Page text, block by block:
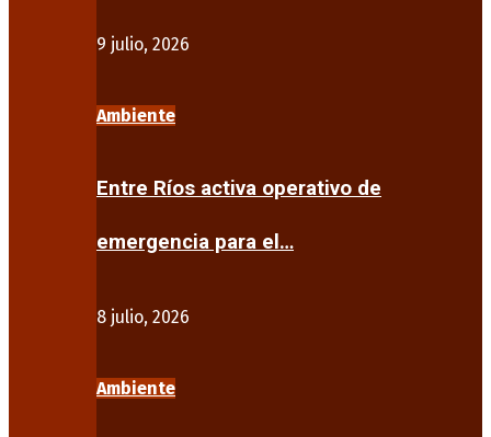
9 julio, 2026
Ambiente
Entre Ríos activa operativo de
emergencia para el…
8 julio, 2026
Ambiente